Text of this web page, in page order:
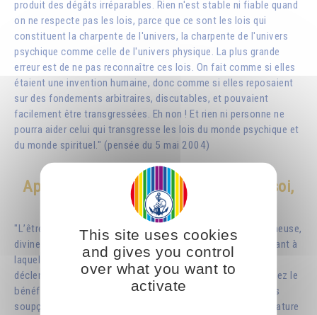
produit des dégâts irréparables. Rien n'est stable ni fiable quand
on ne respecte pas les lois, parce que ce sont les lois qui
constituent la charpente de l'univers, la charpente de l'univers
psychique comme celle de l'univers physique. La plus grande
erreur est de ne pas reconnaître ces lois. On fait comme si elles
étaient une invention humaine, donc comme si elles reposaient
sur des fondements arbitraires, discutables, et pouvaient
facilement être transgressées. Eh non ! Et rien ni personne ne
pourra aider celui qui transgresse les lois du monde psychique et
du monde spirituel." (pensée du 5 mai 2004)
Apprendre à discerner ce qui agit en soi,
et privilégier sa nature supérieure
"L’être humain a deux natures
: une nature supérieure (lumineuse,
divine) et une nature inférieure (humaine, terrestre), et suivant à
laquelle de ces deuxnaturesvous vous adressez, vous
déclenchez des forces tout à fait différentes dont vous serez le
bénéficiaire ou la victime. Supposons par exemple que vous
soupçonniez et calomniez quelqu’un : vous vous liez à sa nature
This site uses cookies
and gives you control
over what you want to
activate